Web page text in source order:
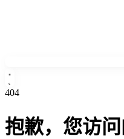
404
抱歉，您访